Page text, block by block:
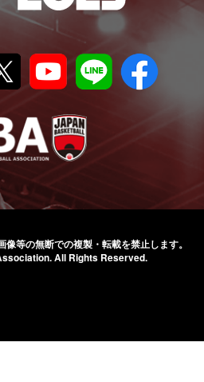
像等の無断での複製・転載を禁止します。
All Rights Reserved.